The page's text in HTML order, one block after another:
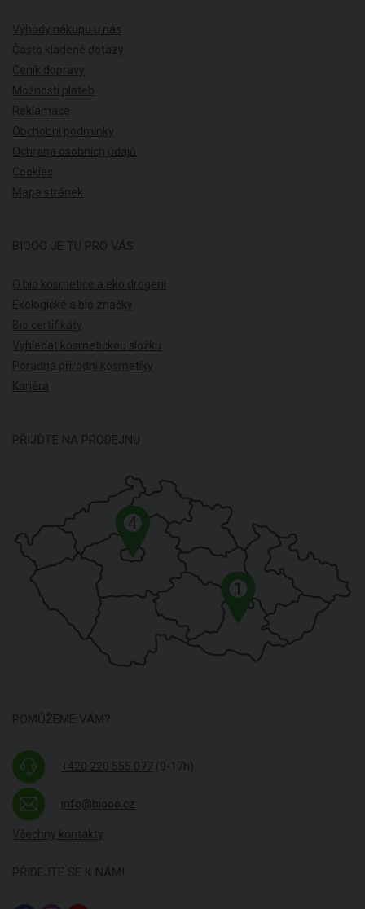
Výhody nákupu u nás
Často kladené dotazy
Ceník dopravy
Možnosti plateb
Reklamace
Obchodní podmínky
Ochrana osobních údajů
Cookies
Mapa stránek
BIOOO JE TU PRO VÁS
O bio kosmetice a eko drogerii
Ekologické a bio značky
Bio certifikáty
Vyhledat kosmetickou složku
Poradna přírodní kosmetiky
Kariéra
PŘIJĎTE NA PRODEJNU
1
4
POMŮŽEME VÁM?
+420 220 555 077 (9-17h)
info@biooo.cz
Všechny kontakty
PŘIDEJTE SE K NÁM!